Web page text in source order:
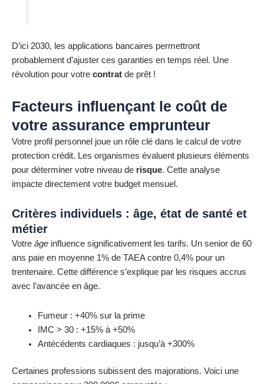
D’ici 2030, les applications bancaires permettront
probablement d’ajuster ces garanties en temps réel. Une
révolution pour votre contrat de prêt !
Facteurs influençant le coût de
votre assurance emprunteur
Votre profil personnel joue un rôle clé dans le calcul de votre
protection crédit. Les organismes évaluent plusieurs éléments
pour déterminer votre niveau de risque. Cette analyse
impacte directement votre budget mensuel.
Critères individuels : âge, état de santé et
métier
Votre âge influence significativement les tarifs. Un senior de 60
ans paie en moyenne 1% de TAEA contre 0,4% pour un
trentenaire. Cette différence s’explique par les risques accrus
avec l’avancée en âge.
Fumeur : +40% sur la prime
IMC > 30 : +15% à +50%
Antécédents cardiaques : jusqu’à +300%
Certaines professions subissent des majorations. Voici une